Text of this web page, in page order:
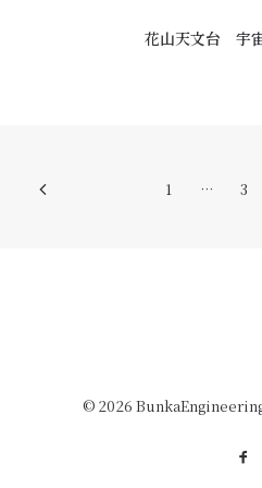
花山天文台 宇
1 … 3
© 2026